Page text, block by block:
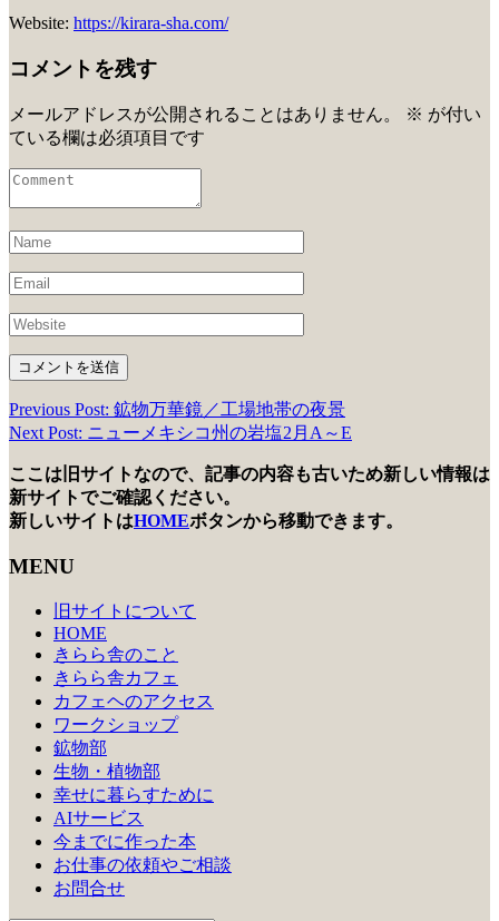
Website: https://kirara-sha.com/
コメントを残す
メールアドレスが公開されることはありません。 ※ が付い
ている欄は必須項目です
投
ナ
ビ
ゲ
Previous Post: 鉱物万華鏡／工場地帯の夜景
Next Post: ニューメキシコ州の岩塩2月A～E
ここは旧サイトなので、記事の内容も古いため新しい情報は
新サイトでご確認ください。
新しいサイトはHOMEボタンから移動できます。
MENU
旧サイトについて
HOME
きらら舎のこと
きらら舎カフェ
カフェヘのアクセス
ワークショップ
鉱物部
生物・植物部
幸せに暮らすために
AIサービス
今までに作った本
お仕事の依頼やご相談
お問合せ